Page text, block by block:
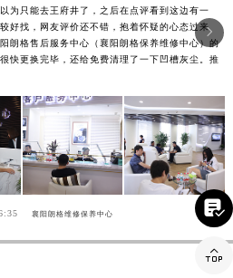
为只能去王府井了，之后在点评看到这边有一
好找，网友评价还不错，抱着怀疑的心态过来
朗格售后服务中心（襄阳朗格保养维修中心）的
快更换完毕，还给免费清理了一下凹槽灰尘。推
襄阳朗格维修保养中心


